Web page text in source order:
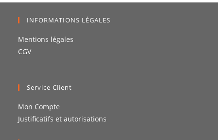
INFORMATIONS LÉGALES
Mentions légales
CGV
Service Client
Mon Compte
Justificatifs et autorisations